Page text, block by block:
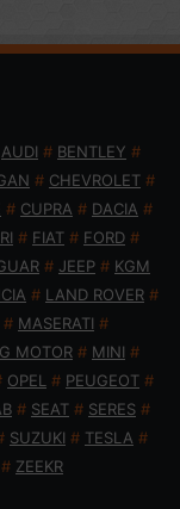
AUDI # BENTLEY #
# CHEVROLET #
# CUPRA # DACIA #
# FIAT # FORD #
# JEEP # KGM
# LAND ROVER #
# MASERATI #
MOTOR # MINI #
OPEL # PEUGEOT #
# SEAT # SERES #
SUZUKI # TESLA #
# ZEEKR